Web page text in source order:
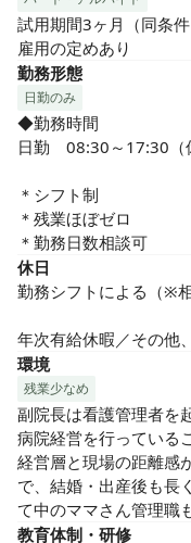
試用期間3ヶ月（同条件
雇用の定めあり
勤務形態
日勤のみ
◆勤務時間
日勤　08:30～17:30（
＊シフト制
＊残業ほぼゼロ
＊勤務日数相談可
休日
勤務シフトによる（※
年次有給休暇／その他
環境
残業少なめ
副院長は看護管理者を
病院経営を行っている
経営層と現場の距離感
で、結婚・出産後も長
て中のママさん管理職
教育体制・研修